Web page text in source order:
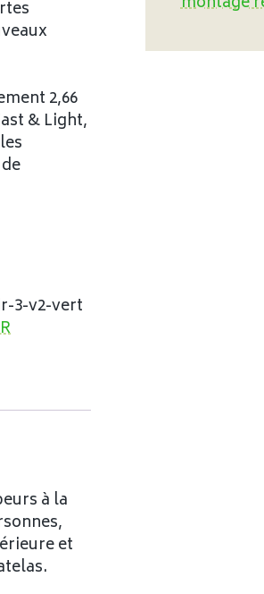
2,66
& Light,
3-v2-vert
à la
et